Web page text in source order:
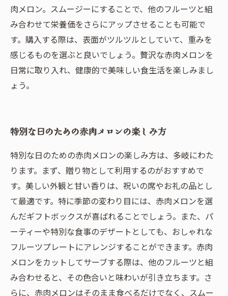
肉メロン。スムージーにすることで、他のフルーツと組
み合わせて栄養価をさらにアップさせることも可能で
す。購入する際は、表面がツルツルとしていて、重みを
感じるものを選ぶと良いでしょう。贅沢な赤肉メロンを
日常に取り入れ、健康的で美味しい食生活を楽しみまし
ょう。
特別な日のための赤肉メロンの楽しみ方
特別な日のための赤肉メロンの楽しみ方は、多岐にわた
ります。まず、贈り物として利用するのがおすすめで
す。美しい外観と甘い香りは、祝いの席やお礼の品とし
て最適です。特に季節の変わり目には、赤肉メロンを選
んだギフトボックスが喜ばれることでしょう。また、パ
ーティーや特別な食事のデザートとしても、おしゃれな
フルーツプレートにアレンジすることができます。赤肉
メロンをカットしてサーブする際は、他のフルーツと組
み合わせると、その色合いと味わいが引き立ちます。さ
らに、赤肉メロンはそのまま食べるだけでなく、スムー